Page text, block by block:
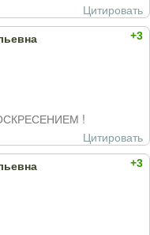
Цитировать
+3
!
Цитировать
+3